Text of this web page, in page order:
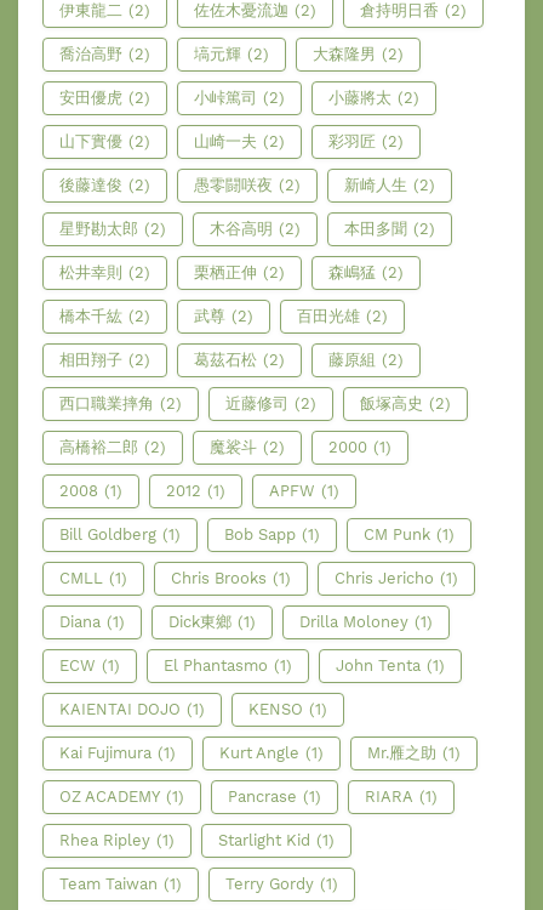
伊東龍二 (2) 佐佐木憂流迦 (2) 倉持明日香 (2)
喬治高野 (2) 塙元輝 (2) 大森隆男 (2)
安田優虎 (2) 小峠篤司 (2) 小藤將太 (2)
山下實優 (2) 山崎一夫 (2) 彩羽匠 (2)
後藤達俊 (2) 愚零闘咲夜 (2) 新崎人生 (2)
星野勘太郎 (2) 木谷高明 (2) 本田多聞 (2)
松井幸則 (2) 栗栖正伸 (2) 森嶋猛 (2)
橋本千紘 (2) 武尊 (2) 百田光雄 (2)
相田翔子 (2) 葛茲石松 (2) 藤原組 (2)
西口職業摔角 (2) 近藤修司 (2) 飯塚高史 (2)
高橋裕二郎 (2) 魔裟斗 (2) 2000 (1)
2008 (1) 2012 (1) APFW (1)
Bill Goldberg (1) Bob Sapp (1) CM Punk (1)
CMLL (1) Chris Brooks (1) Chris Jericho (1)
Diana (1) Dick東鄉 (1) Drilla Moloney (1)
ECW (1) El Phantasmo (1) John Tenta (1)
KAIENTAI DOJO (1) KENSO (1)
Kai Fujimura (1) Kurt Angle (1) Mr.雁之助 (1)
OZ ACADEMY (1) Pancrase (1) RIARA (1)
Rhea Ripley (1) Starlight Kid (1)
Team Taiwan (1) Terry Gordy (1)